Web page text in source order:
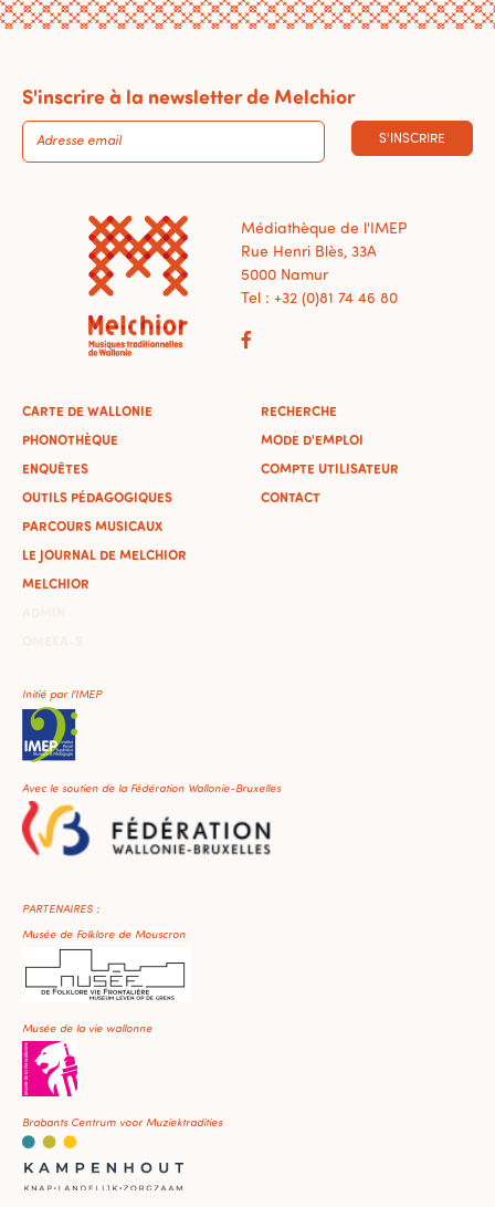
S'inscrire à la newsletter de Melchior
S'INSCRIRE
Médiathèque de l'IMEP
Rue Henri Blès, 33A
5000 Namur
Tel : +32 (0)81 74 46 80
CARTE DE WALLONIE
PHONOTHÈQUE
ENQUÊTES
OUTILS PÉDAGOGIQUES
PARCOURS MUSICAUX
LE JOURNAL DE MELCHIOR
MELCHIOR
RECHERCHE
MODE D'EMPLOI
COMPTE UTILISATEUR
CONTACT
Initié par l'IMEP
Avec le soutien de la Fédération Wallonie-Bruxelles
PARTENAIRES :
Musée de Folklore de Mouscron
Musée de la vie wallonne
Brabants Centrum voor Muziektradities